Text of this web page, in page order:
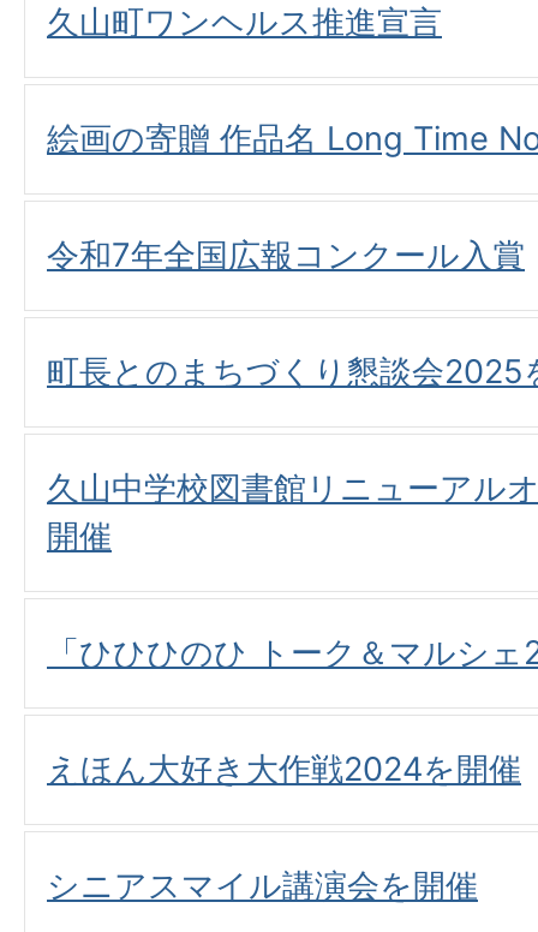
久山町ワンヘルス推進宣言
絵画の寄贈 作品名 Long Time
令和7年全国広報コンクール入賞
町長とのまちづくり懇談会2025
久山中学校図書館リニューアル
開催
「ひひひのひ トーク＆マルシ
えほん大好き大作戦2024を開催
シニアスマイル講演会を開催